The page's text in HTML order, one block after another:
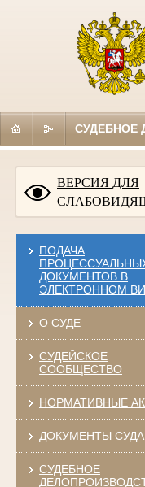
СУДЕБНОЕ
ВЕРСИЯ ДЛЯ
ПОДАЧА
ДОКУМЕНТОВ В
ЭЛЕКТРОННОМ
О СУДЕ
СУДЕЙСКОЕ
СООБЩЕСТВО
НОРМАТИВНЫЕ
ДОКУМЕНТЫ СУДА
СУДЕБНОЕ